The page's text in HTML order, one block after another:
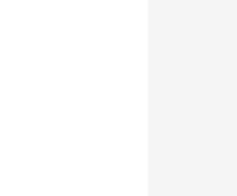
It places great
and talent
various
approach,
and
for the